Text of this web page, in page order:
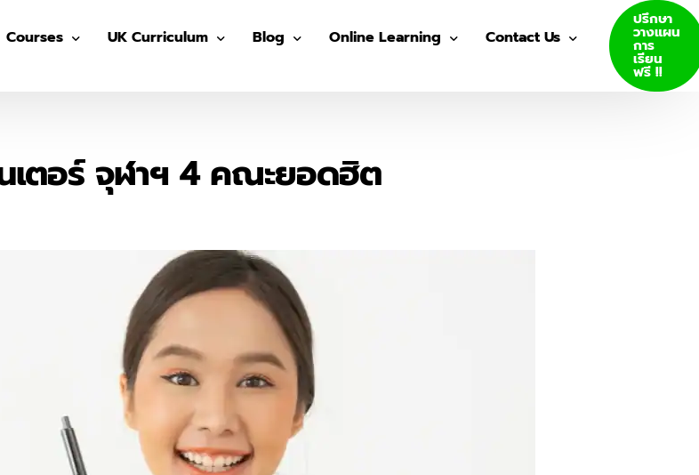
Courses
ติว IGCSE
UK Curriculum
IGCSE (Year 10-11)
Blog
SAT
Blog
Online Learning
GED E-Books
Contact Us
ปรึกษา
วางแผน
การ
เรียน
ฟรี !!
เตอร์ จุฬาฯ 4 คณะยอดฮิต